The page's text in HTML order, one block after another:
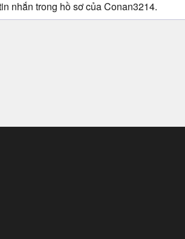
nhắn trong hồ sơ của Conan3214.